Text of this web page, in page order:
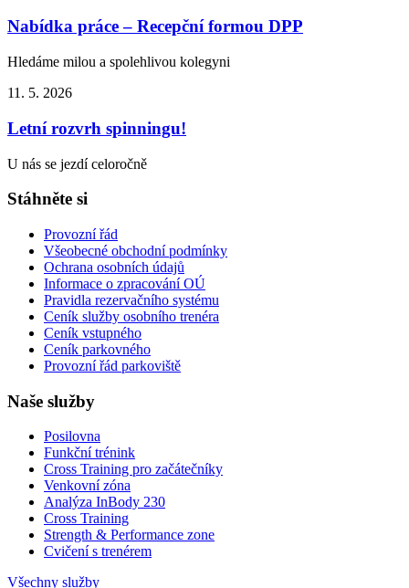
Nabídka práce – Recepční formou DPP
Hledáme milou a spolehlivou kolegyni
11. 5. 2026
Letní rozvrh spinningu!
U nás se jezdí celoročně
Stáhněte si
Provozní řád
Všeobecné obchodní podmínky
Ochrana osobních údajů
Informace o zpracování OÚ
Pravidla rezervačního systému
Ceník služby osobního trenéra
Ceník vstupného
Ceník parkovného
Provozní řád parkoviště
Naše služby
Posilovna
Funkční trénink
Cross Training pro začátečníky
Venkovní zóna
Analýza InBody 230
Cross Training
Strength & Performance zone
Cvičení s trenérem
Všechny služby